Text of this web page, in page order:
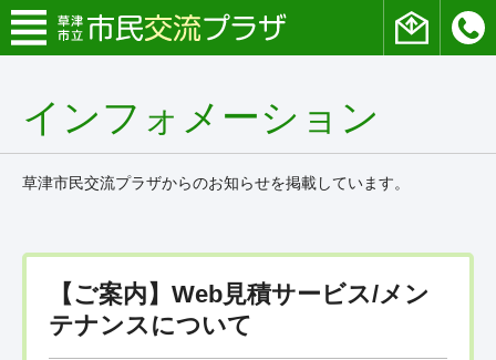
インフォメーション
草津市民交流プラザからのお知らせを掲載しています。
【ご案内】Web見積サービス/メン
テナンスについて